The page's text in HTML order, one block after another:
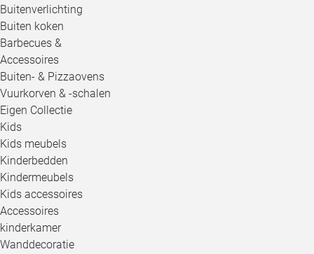
Buitenverlichting
Buiten koken
Barbecues &
Accessoires
Buiten- & Pizzaovens
Vuurkorven & -schalen
Eigen Collectie
Kids
Kids meubels
Kinderbedden
Kindermeubels
Kids accessoires
Accessoires
kinderkamer
Wanddecoratie